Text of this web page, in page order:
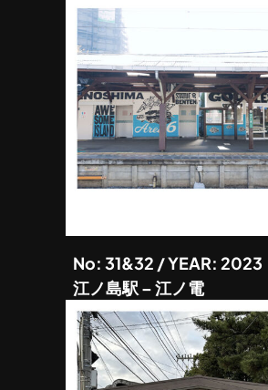
No: 31&32 / YEAR: 2023
江ノ島駅 – 江ノ電